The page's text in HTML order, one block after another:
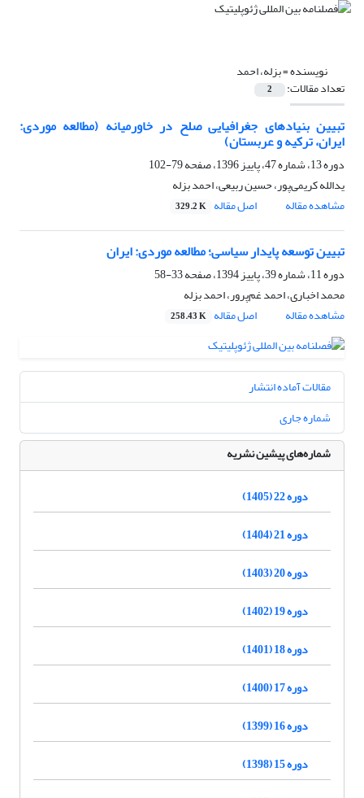
نویسنده =بزله، احمد
تعداد مقالات: 2
تبیین بنیادهای جغرافیایی صلح در خاورمیانه (مطالعه موردی:
ایران، ترکیه و عربستان)
دوره 13، شماره 47، پاییز 1396، صفحه
79-102
یدالله کریمی‌پور، حسین ربیعی، احمد بزله
مشاهده مقاله
اصل مقاله 329.2 K
تبیین توسعه پایدار سیاسی؛ مطالعه موردی: ایران
دوره 11، شماره 39، پاییز 1394، صفحه
33-58
محمد اخباری، احمد غم‌پرور، احمد بزله
مشاهده مقاله
اصل مقاله 258.43 K
مقالات آماده انتشار
شماره جاری
شماره‌های پیشین نشریه
دوره 22 (1405)
دوره 21 (1404)
دوره 20 (1403)
دوره 19 (1402)
دوره 18 (1401)
دوره 17 (1400)
دوره 16 (1399)
دوره 15 (1398)